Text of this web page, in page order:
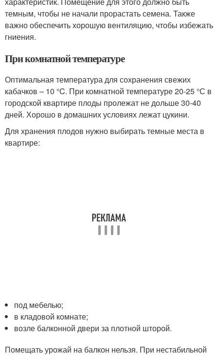
темным, чтобы не начали прорастать семена. Также
важно обеспечить хорошую вентиляцию, чтобы избежать
гниения.
При комнатной температуре
Оптимальная температура для сохранения свежих
кабачков – 10 °C. При комнатной температуре 20-25 °С в
городской квартире плоды пролежат не дольше 30-40
дней. Хорошо в домашних условиях лежат цукини.
Для хранения плодов нужно выбирать темные места в
квартире:
под мебелью;
в кладовой комнате;
возле балконной двери за плотной шторой.
Помещать урожай на балкон нельзя. При нестабильной